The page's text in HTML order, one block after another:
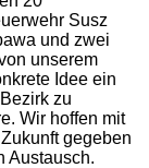
Susz
und zwei
unserem
Idee ein
zu
Wir hoffen mit
gegeben
Austausch.